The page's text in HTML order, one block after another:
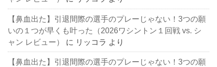
【鼻血出た】引退間際の選手のプレーじゃない！3つの願
いの１つが早くも叶った（2026ワシントン１回戦 vs. シ
ャン レビュー）
に リッコラ より
【鼻血出た】引退間際の選手のプレーじゃない！3つの願